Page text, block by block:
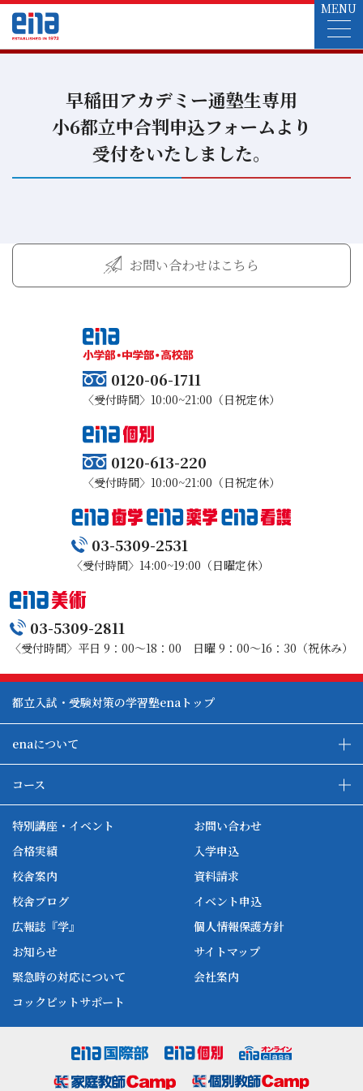
MENU
早稲田アカデミー通塾生専用
小6都立中合判申込フォームより
受付をいたしました。
お問い合わせはこちら
0120-06-1711
〈受付時間〉10:00~21:00（日祝定休）
0120-613-220
〈受付時間〉10:00~21:00（日祝定休）
03-5309-2531
〈受付時間〉14:00~19:00（日曜定休）
03-5309-2811
〈受付時間〉平日 9：00～18：00 日曜 9：00～16：30（祝休み）
都立入試・受験対策の学習塾enaトップ
enaについて
ena本部について
ena国立タワー竣工
ena-base
新開校
コース
特別講座・イベント
合格実績
校舎案内
校舎ブログ
広報誌『学』
お知らせ
緊急時の対応について
コックピットサポート
お問い合わせ
入学申込
資料請求
イベント申込
個人情報保護方針
サイトマップ
会社案内